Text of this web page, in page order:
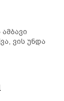
ვის უნდა